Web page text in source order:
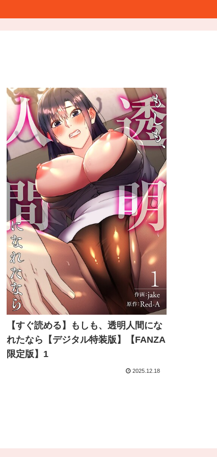
【すぐ読める】もしも、透明人間にな
れたなら【デジタル特装版】【FANZA
限定版】1
2025.12.18